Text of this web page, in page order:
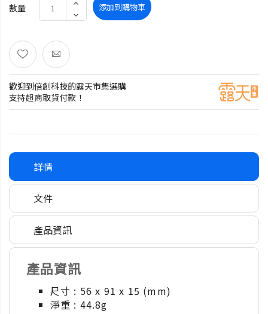
數量 添加到購物車
歡迎到倍創科技的露天市集選購
支持超商取貨付款！
詳情
文件
產品資訊
產品資訊
尺寸 : 56 x 91 x 15 (mm)
淨重 : 44.8g